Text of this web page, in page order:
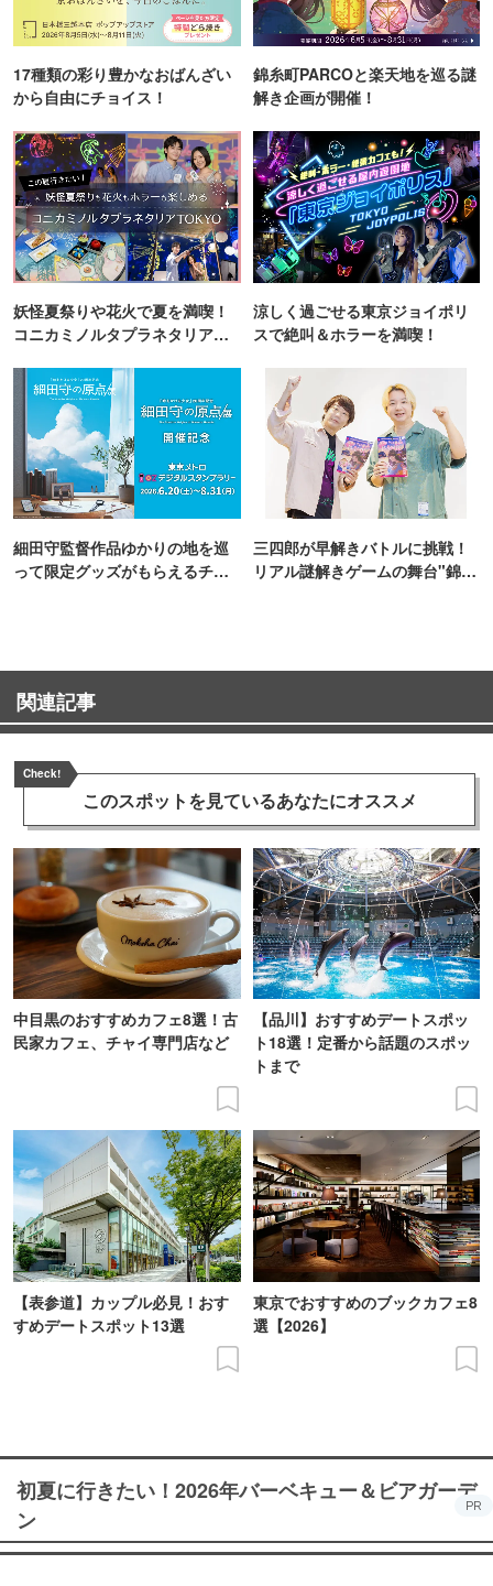
17種類の彩り豊かなおばんざい
から自由にチョイス！
錦糸町PARCOと楽天地を巡る謎
解き企画が開催！
妖怪夏祭りや花火で夏を満喫！
コニカミノルタプラネタリア
涼しく過ごせる東京ジョイポリ
スで絶叫＆ホラーを満喫！
細田守監督作品ゆかりの地を巡
って限定グッズがもらえるチャ
三四郎が早解きバトルに挑戦！
リアル謎解きゲームの舞台"錦糸
関連記事
Check!
このスポットを見ているあなたにオススメ
中目黒のおすすめカフェ8選！古
民家カフェ、チャイ専門店など
【品川】おすすめデートスポッ
ト18選！定番から話題のスポッ
トまで
【表参道】カップル必見！おす
すめデートスポット13選
東京でおすすめのブックカフェ8
選【2026】
初夏に行きたい！2026年バーベキュー＆ビアガーデ
ン
PR